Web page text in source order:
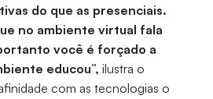
do que as presenciais.
no ambiente virtual fala
você é forçado a
educou”, ilustra o
com as tecnologias o